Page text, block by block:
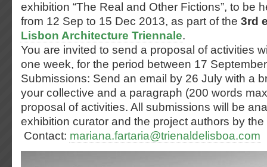
exhibition “The Real and Other Fictions”, to be
from 12 Sep to 15 Dec 2013, as part of the 3rd
Lisbon Architecture Triennale.
You are invited to send a proposal of activities
one week, for the period between 17
Submissions: Send an email by 26 July with a
your collective and a paragraph (200 words
proposal of activities. All submissions will be
exhibition curator and the project authors by the
Contact: mariana.fartaria@trienaldelisboa.com